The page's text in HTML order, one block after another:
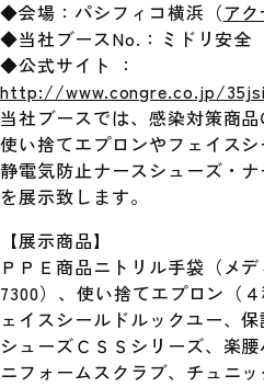
◆会場：パシフィコ横浜（ア
◆当社ブースNo.：ミドリ安全
◆公式サイト
：
http://www.congre.co.jp/
当社ブースでは、感染対策商品
使い捨てエプロンやフェイス
静電気防止ナースシューズ・
を展示致します。
【展示商品】
ＰＰＥ商品ニトリル手袋（メ
7300）、使い捨てエプロン（
ェイスシールドルックユー、
シューズＣＳＳシリーズ、楽
ニフォームスクラブ、チュニ